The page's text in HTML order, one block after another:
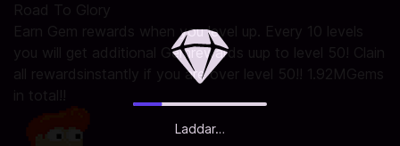
Laddar…
Road To Glory
Earn Gem rewards when you level up. Every 10 levels
you will get additional Gemrewards uup to level 50! Clain
all rewardsinstantly if you are over level 50!! 1.92MGems
in total!!